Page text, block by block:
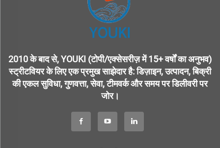
2010 के बाद से, YOUKI (टोपी/एक्सेसरीज़ में 15+ वर्षों का अनुभव)
स्ट्रीटवियर के लिए एक प्रमुख साझेदार है: डिज़ाइन, उत्पादन, बिक्री
की एकल सुविधा, गुणवत्ता, सेवा, टीमवर्क और समय पर डिलीवरी पर
जोर।